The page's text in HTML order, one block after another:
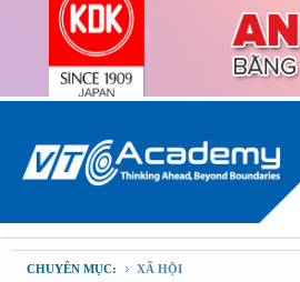
CHUYÊN MỤC: XÃ HỘI